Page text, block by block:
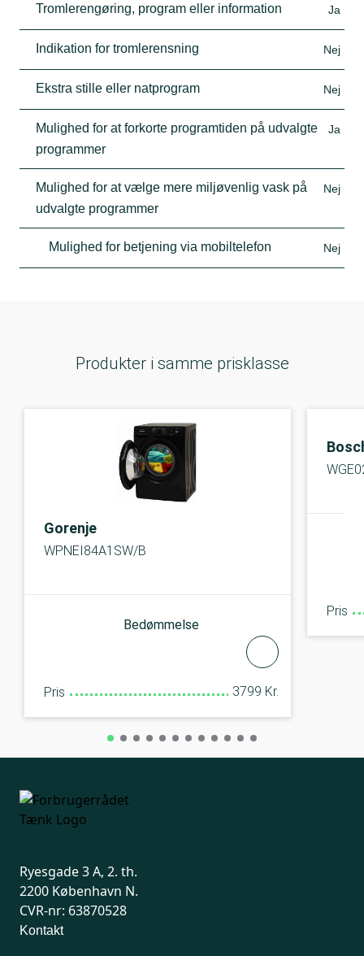
Tromlerengøring, program eller information Ja
Indikation for tromlerensning Nej
Ekstra stille eller natprogram Nej
Mulighed for at forkorte programtiden på udvalgte
programmer
Ja
Mulighed for at vælge mere miljøvenlig vask på
udvalgte programmer
Nej
Mulighed for betjening via mobiltelefon Nej
Produkter i samme prisklasse
Gorenje
WPNEI84A1SW/B
Bedømmelse
Pris 3799 Kr.
Pris
Ryesgade 3 A, 2. th.
2200 København N.
CVR-nr: 63870528
Kontakt